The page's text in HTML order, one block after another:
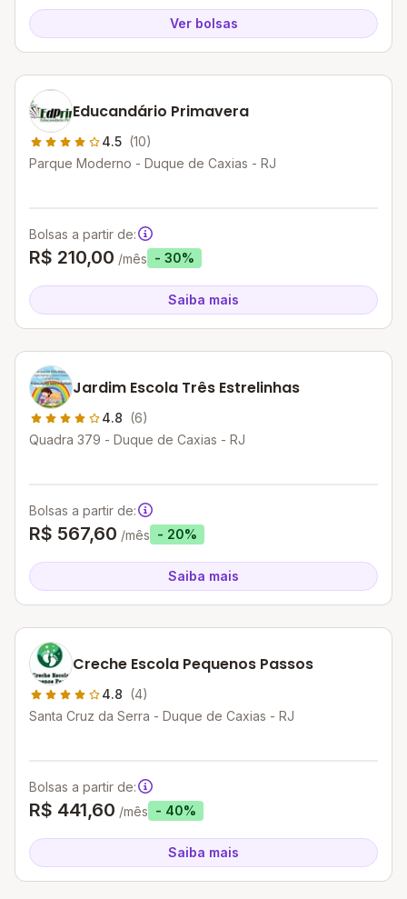
Ver bolsas
Educandário Primavera
4.5 (10)
Parque Moderno - Duque de Caxias - RJ
Bolsas a partir de:
R$ 210,00 /mês - 30%
Saiba mais
Jardim Escola Três Estrelinhas
4.8 (6)
Quadra 379 - Duque de Caxias - RJ
Bolsas a partir de:
R$ 567,60 /mês - 20%
Saiba mais
Creche Escola Pequenos Passos
4.8 (4)
Santa Cruz da Serra - Duque de Caxias - RJ
Bolsas a partir de:
R$ 441,60 /mês - 40%
Saiba mais